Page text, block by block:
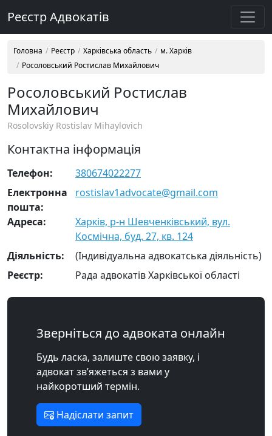
Реєстр Адвокатів
Головна Реєстр Харківська область
м. Харків
Росоловський Ростислав Михайлович
Росоловський Ростислав
Михайлович
Rosolovskiy Rostislav Mihaylovich
Контактна інформація
Телефон:
380674022277
Електронна
пошта:
rostislav1advocate@gmail.com
Адреса:
Харків, р-н Шевченківський, вул.
Космічна, буд. 27, кв. 124
Діяльність:
(Індивідуальна адвокатська діяльність)
Реєстр:
Рада адвокатів Харківської області
Зверніться до адвоката онлайн
Будь ласка, залиште свою заявку, і
адвокат зв’яжеться з вами у
найкоротший термін.
Надіслати запит